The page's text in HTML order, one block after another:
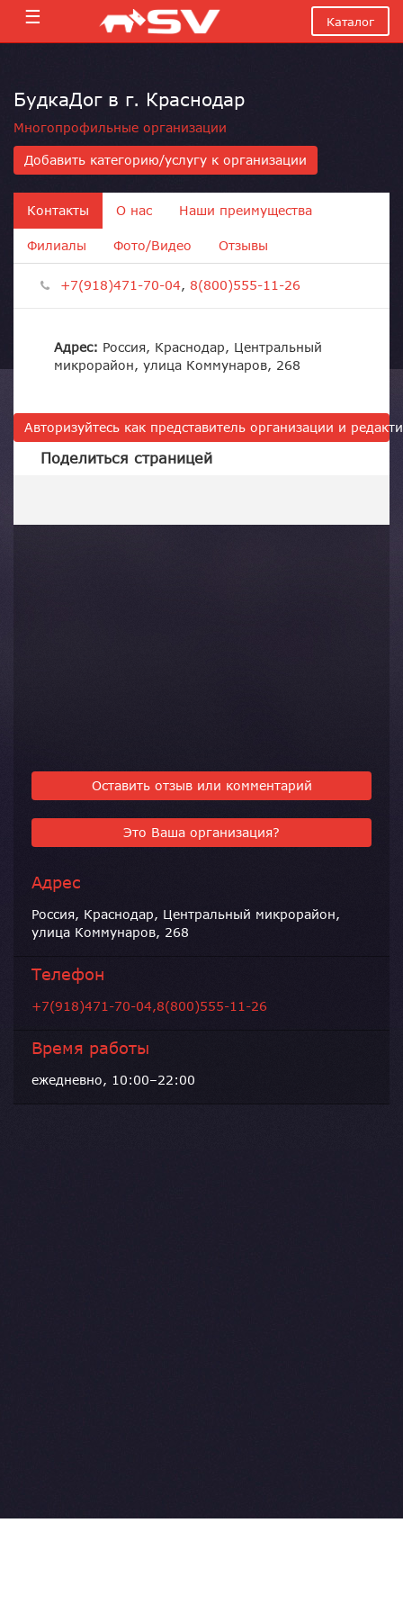
☰ Каталог
БудкаДог в г. Краснодар
Многопрофильные организации
Добавить категорию/услугу к организации
Контакты О нас Наши преимущества
Филиалы Фото/Видео Отзывы
+7(918)471-70-04, 8(800)555-11-26
Адрес: Россия, Краснодар, Центральный
микрорайон, улица Коммунаров, 268
Авторизуйтесь как представитель организации и
Поделиться страницей
Оставить отзыв или комментарий
Это Ваша организация?
Адрес
Россия, Краснодар, Центральный микрорайон,
улица Коммунаров, 268
Телефон
+7(918)471-70-04,8(800)555-11-26
Время работы
ежедневно, 10:00–22:00